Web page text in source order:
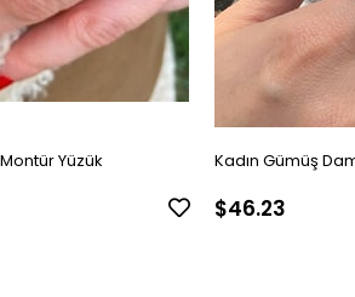
Yüzük Kadın Gümüş
$46.23